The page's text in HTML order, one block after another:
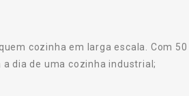
cozinha em larga escala. Com
dia de uma cozinha industrial;